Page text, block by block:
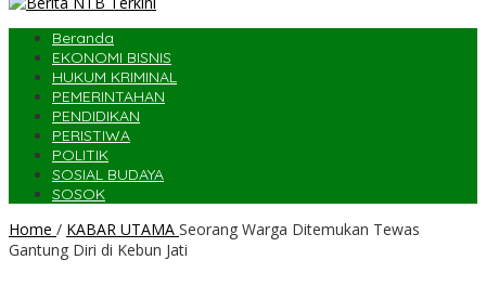
Beranda
EKONOMI BISNIS
HUKUM KRIMINAL
PEMERINTAHAN
PENDIDIKAN
PERISTIWA
POLITIK
SOSIAL BUDAYA
SOSOK
Home / KABAR UTAMA Seorang Warga Ditemukan Tewas
Gantung Diri di Kebun Jati